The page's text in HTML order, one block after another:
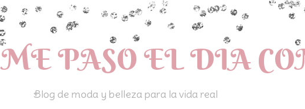
ME PASO EL DIA
Blog de moda y belleza para la vida real